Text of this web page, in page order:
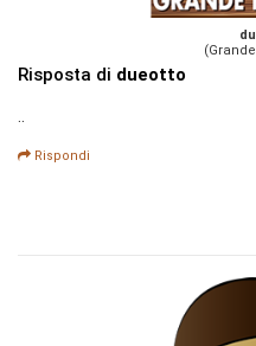
Risposta di dueotto
..
Rispondi